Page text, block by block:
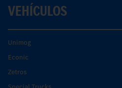
VEHÍCULOS
Unimog
Econic
Zetros